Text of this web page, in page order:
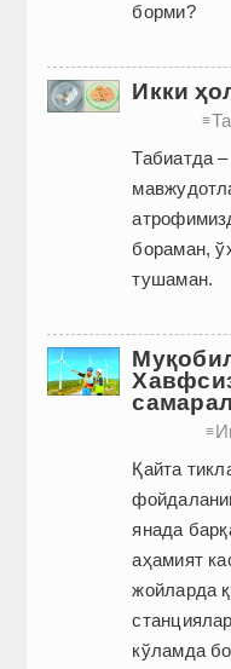
борми?
Икки
≡
Табиатда
бораман,
тушаман.
≡
Қайта
янада
аҳамият
жойларда
кўламда